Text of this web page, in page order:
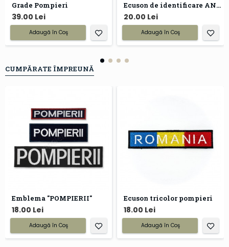
Grade Pompieri
39.00 Lei
Adaugă în Coş
Ecuson de identificare ANR | Ecuson nominal ANR
20.00 Lei
Adaugă în Coş
CUMPĂRATE ÎMPREUNĂ
Emblema "POMPIERII"
18.00 Lei
Adaugă în Coş
Ecuson tricolor pompieri
18.00 Lei
Adaugă în Coş